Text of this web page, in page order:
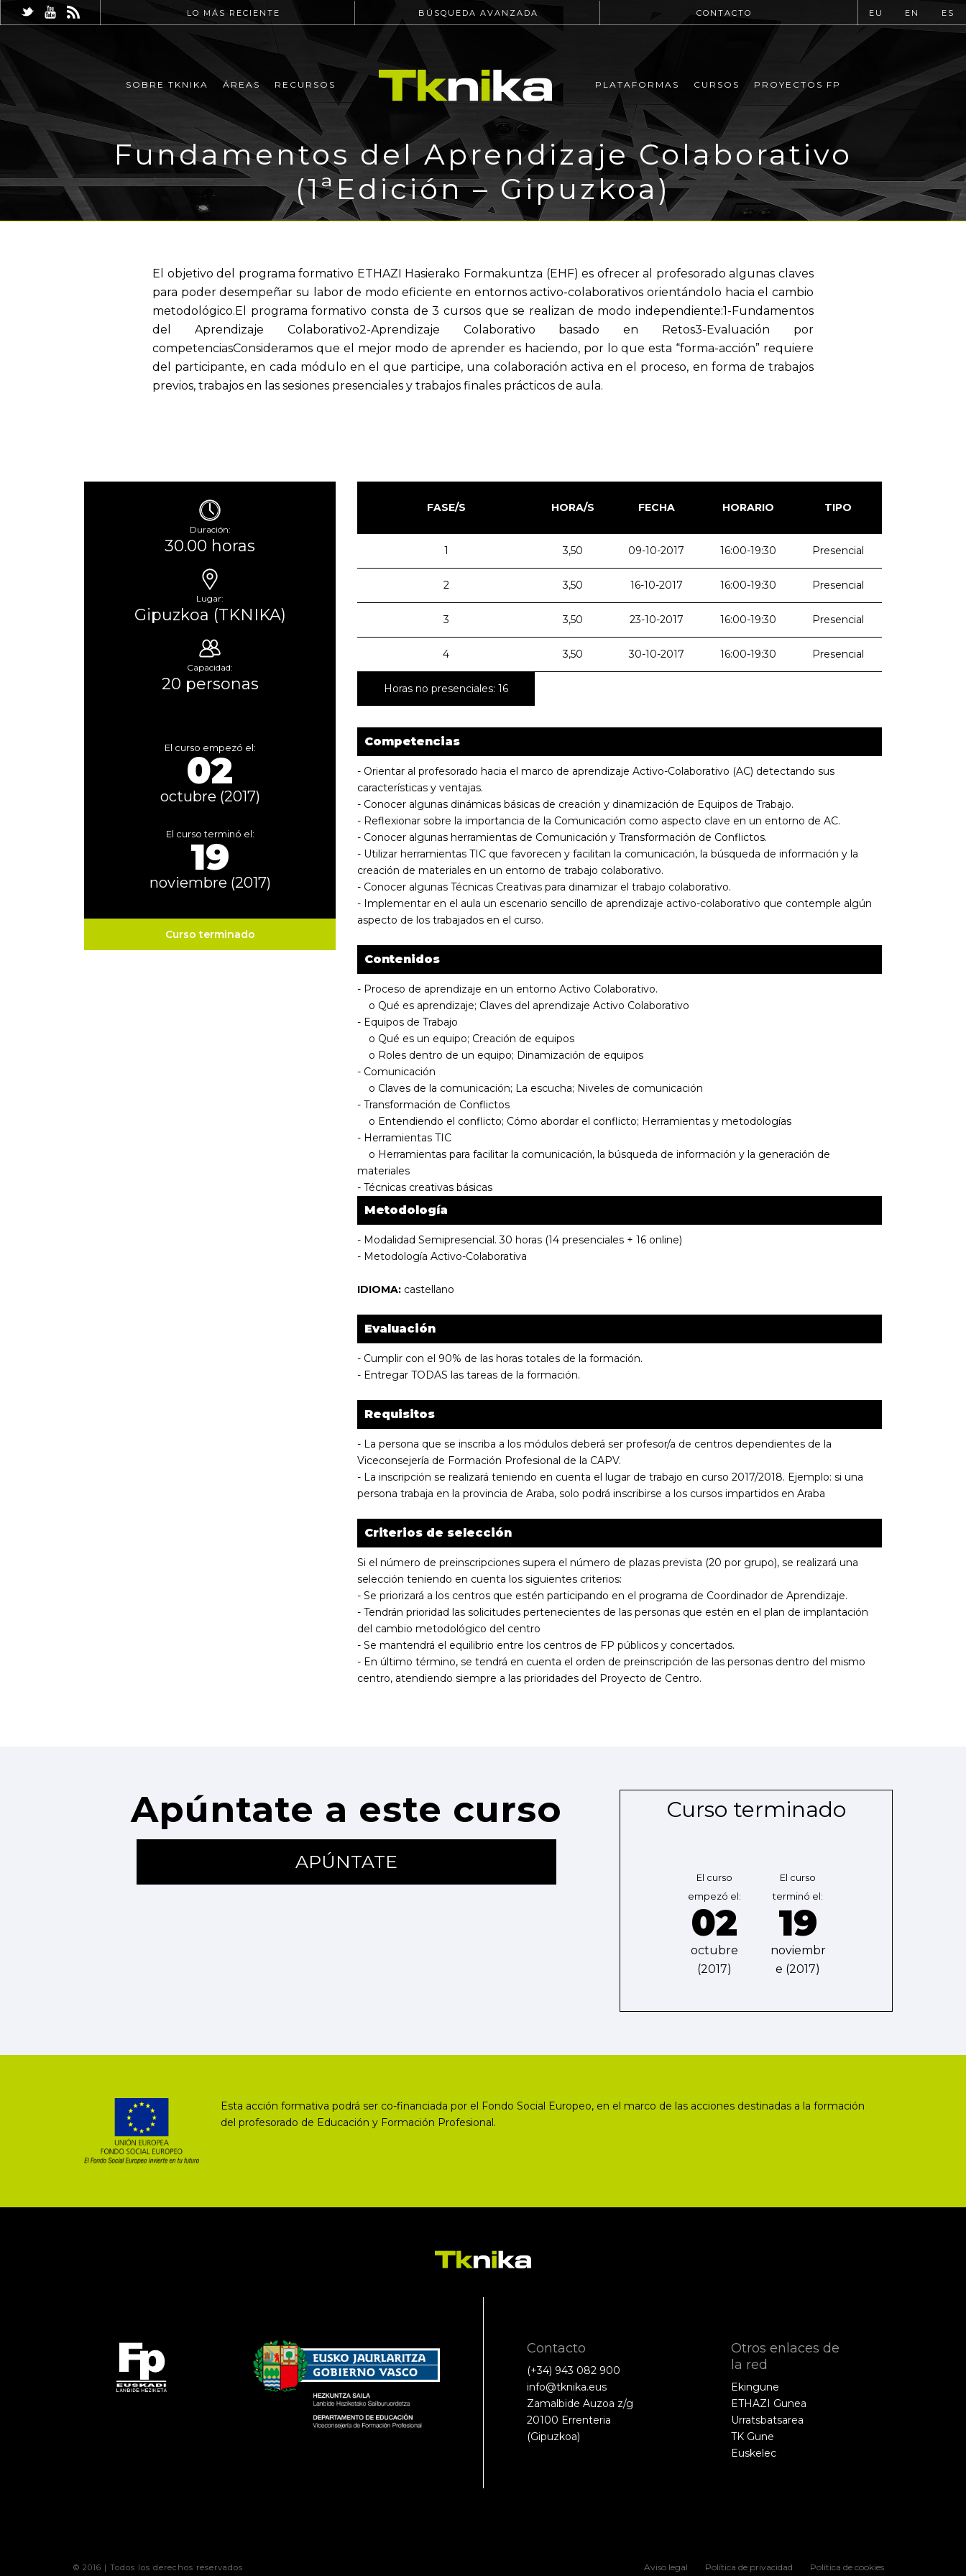
LO MÁS RECIENTE BÚSQUEDA AVANZADA CONTACTO EU EN ES
SOBRE TKNIKA ÁREAS RECURSOS PLATAFORMAS CURSOS PROYECTOS FP
Fundamentos del Aprendizaje Colaborativo
(1ªEdición – Gipuzkoa)
El objetivo del programa formativo ETHAZI Hasierako Formakuntza (EHF) es ofrecer al profesorado algunas claves
para poder desempeñar su labor de modo eficiente en entornos activo-colaborativos orientándolo hacia el cambio
metodológico.El programa formativo consta de 3 cursos que se realizan de modo independiente:1-Fundamentos
del Aprendizaje Colaborativo2-Aprendizaje Colaborativo basado en Retos3-Evaluación por
competenciasConsideramos que el mejor modo de aprender es haciendo, por lo que esta “forma-acción” requiere
del participante, en cada módulo en el que participe, una colaboración activa en el proceso, en forma de trabajos
previos, trabajos en las sesiones presenciales y trabajos finales prácticos de aula.
Duración:
30.00 horas
Lugar:
Gipuzkoa (TKNIKA)
Capacidad:
20 personas
El curso empezó el:
02
octubre (2017)
El curso terminó el:
19
noviembre (2017)
Curso terminado
FASE/S HORA/S FECHA HORARIO TIPO
1 3,50 09-10-2017 16:00-19:30 Presencial
2 3,50 16-10-2017 16:00-19:30 Presencial
3 3,50 23-10-2017 16:00-19:30 Presencial
4 3,50 30-10-2017 16:00-19:30 Presencial
Horas no presenciales: 16
Competencias
- Orientar al profesorado hacia el marco de aprendizaje Activo-Colaborativo (AC) detectando sus
características y ventajas.
- Conocer algunas dinámicas básicas de creación y dinamización de Equipos de Trabajo.
- Reflexionar sobre la importancia de la Comunicación como aspecto clave en un entorno de AC.
- Conocer algunas herramientas de Comunicación y Transformación de Conflictos.
- Utilizar herramientas TIC que favorecen y facilitan la comunicación, la búsqueda de información y la
creación de materiales en un entorno de trabajo colaborativo.
- Conocer algunas Técnicas Creativas para dinamizar el trabajo colaborativo.
- Implementar en el aula un escenario sencillo de aprendizaje activo-colaborativo que contemple algún
aspecto de los trabajados en el curso.
Contenidos
- Proceso de aprendizaje en un entorno Activo Colaborativo.
o Qué es aprendizaje; Claves del aprendizaje Activo Colaborativo
- Equipos de Trabajo
o Qué es un equipo; Creación de equipos
o Roles dentro de un equipo; Dinamización de equipos
- Comunicación
o Claves de la comunicación; La escucha; Niveles de comunicación
- Transformación de Conflictos
o Entendiendo el conflicto; Cómo abordar el conflicto; Herramientas y metodologías
- Herramientas TIC
o Herramientas para facilitar la comunicación, la búsqueda de información y la generación de
materiales
- Técnicas creativas básicas
Metodología
- Modalidad Semipresencial. 30 horas (14 presenciales + 16 online)
- Metodología Activo-Colaborativa
IDIOMA: castellano
Evaluación
- Cumplir con el 90% de las horas totales de la formación.
- Entregar TODAS las tareas de la formación.
Requisitos
- La persona que se inscriba a los módulos deberá ser profesor/a de centros dependientes de la
Viceconsejería de Formación Profesional de la CAPV.
- La inscripción se realizará teniendo en cuenta el lugar de trabajo en curso 2017/2018. Ejemplo: si una
persona trabaja en la provincia de Araba, solo podrá inscribirse a los cursos impartidos en Araba
Criterios de selección
Si el número de preinscripciones supera el número de plazas prevista (20 por grupo), se realizará una
selección teniendo en cuenta los siguientes criterios:
- Se priorizará a los centros que estén participando en el programa de Coordinador de Aprendizaje.
- Tendrán prioridad las solicitudes pertenecientes de las personas que estén en el plan de implantación
del cambio metodológico del centro
- Se mantendrá el equilibrio entre los centros de FP públicos y concertados.
- En último término, se tendrá en cuenta el orden de preinscripción de las personas dentro del mismo
centro, atendiendo siempre a las prioridades del Proyecto de Centro.
Apúntate a este curso
APÚNTATE
Curso terminado
El curso
empezó el:
02
octubre
(2017)
El curso
terminó el:
19
noviembr
e (2017)
Esta acción formativa podrá ser co-financiada por el Fondo Social Europeo, en el marco de las acciones destinadas a la formación
del profesorado de Educación y Formación Profesional.
Contacto
(+34) 943 082 900
info@tknika.eus
Zamalbide Auzoa z/g
20100 Errenteria
(Gipuzkoa)
Otros enlaces de
la red
Ekingune
ETHAZI Gunea
Urratsbatsarea
TK Gune
Euskelec
© 2016 | Todos los derechos reservados
Aviso legal Política de privacidad Política de cookies